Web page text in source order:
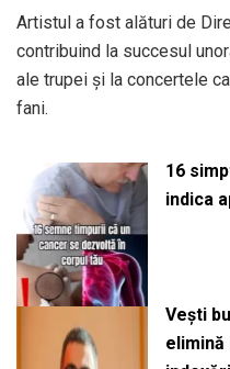
Artistul a fost alături de
contribuind la succesul
ale trupei și la concertele
fani.
16
indica
Vești
elimină